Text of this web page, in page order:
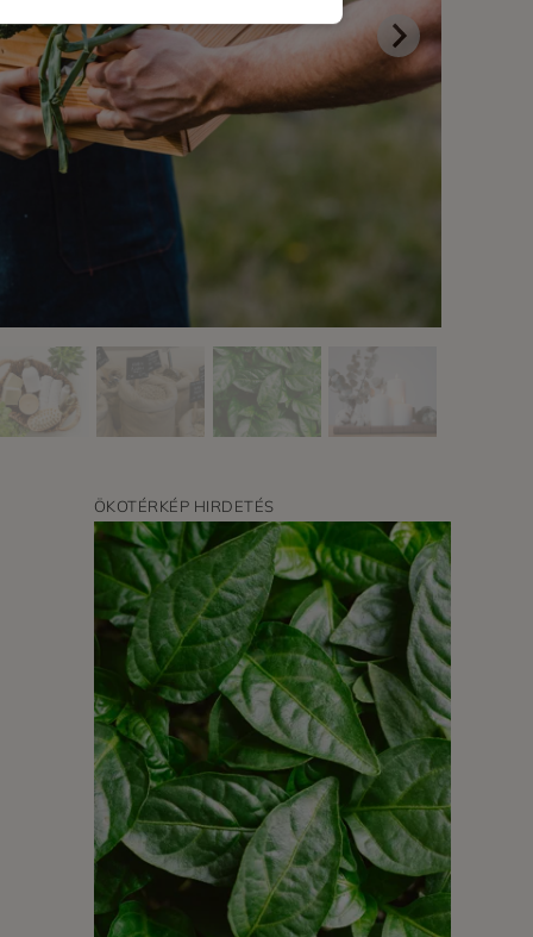
ÖKOTÉRKÉP HIRDETÉS